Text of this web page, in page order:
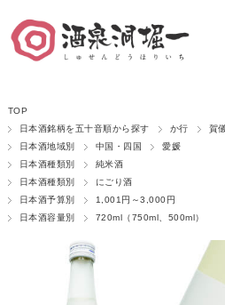
マイペ
TOP
日本酒銘柄を五十音順から探す
か行
賀
日本酒地域別
中国・四国
愛媛
日本酒種類別
純米酒
日本酒種類別
にごり酒
日本酒予算別
1,001円～3,000円
日本酒容量別
720ml（750ml、500ml）